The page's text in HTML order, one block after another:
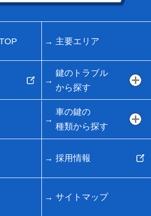
主要エリア
鍵のトラブル
から探す
車の鍵の
種類から探す
採用情報
サイトマップ